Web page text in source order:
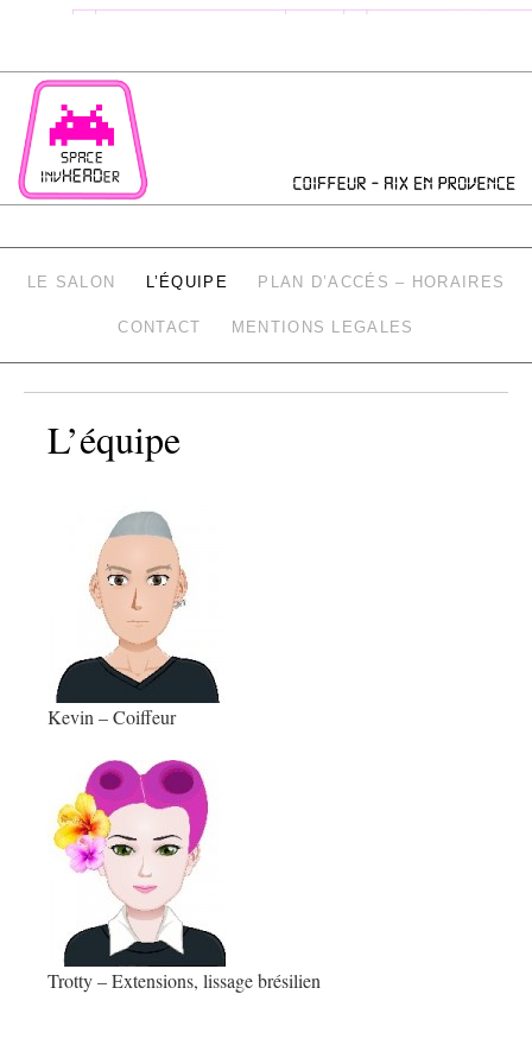
SPACE INVHEADER
LE SALON L’ÉQUIPE PLAN D’ACCÉS – HORAIRES
CONTACT MENTIONS LEGALES
L’équipe
Kevin – Coiffeur
Trotty – Extensions, lissage brésilien